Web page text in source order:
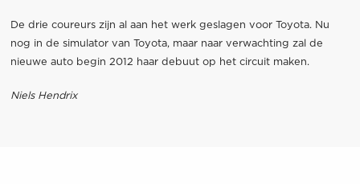
De drie coureurs zijn al aan het werk geslagen voor Toyota. Nu
nog in de simulator van Toyota, maar naar verwachting zal de
nieuwe auto begin 2012 haar debuut op het circuit maken.
Niels Hendrix